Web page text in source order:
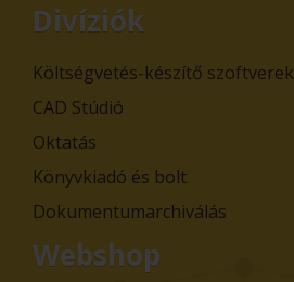
Divíziók
Költségvetés-készítő szoftverek
CAD Stúdió
Oktatás
Könyvkiadó és bolt
Dokumentumarchiválás
Webshop